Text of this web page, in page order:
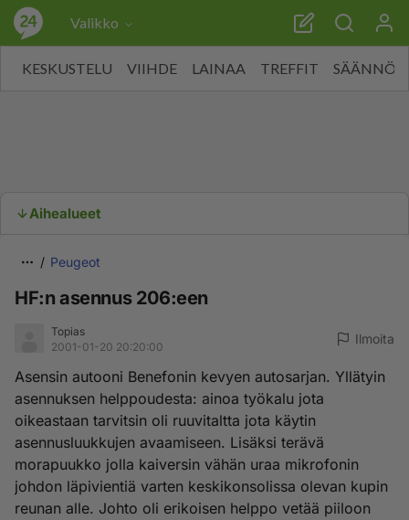
Valikko
KESKUSTELU VIIHDE LAINAA TREFFIT SÄÄNNÖT
Aihealueet
Peugeot
HF:n asennus 206:een
Topias
2001-01-20 20:20:00
Ilmoita
Asensin autooni Benefonin kevyen autosarjan. Yllätyin
asennuksen helppoudesta: ainoa työkalu jota
oikeastaan tarvitsin oli ruuvitaltta jota käytin
asennusluukkujen avaamiseen. Lisäksi terävä
morapuukko jolla kaiversin vähän uraa mikrofonin
johdon läpivientiä varten keskikonsolissa olevan kupin
reunan alle. Johto oli erikoisen helppo vetää piiloon